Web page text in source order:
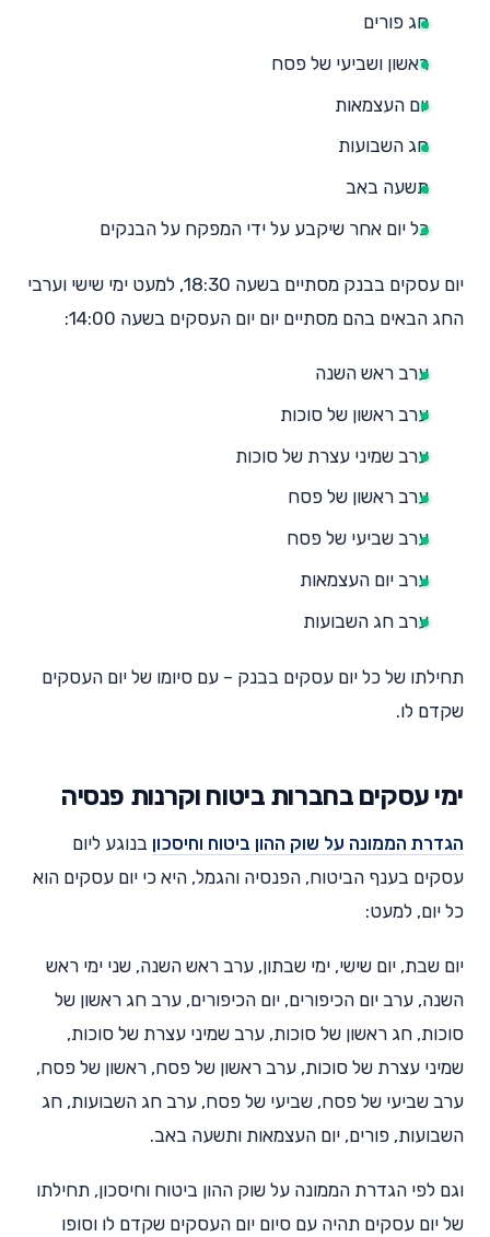
חג פורים
ראשון ושביעי של פסח
יום העצמאות
חג השבועות
תשעה באב
כל יום אחר שיקבע על ידי המפקח על הבנקים​
יום עסקים בבנק מסתיים בשעה 18:30, למעט ימי שישי וערבי
החג הבאים בהם מסתיים יום יום העסקים בשעה 14:00:
ערב ראש השנה
ערב ראשון של סוכות
ערב שמיני עצרת של סוכות
ערב ראשון של פסח
ערב שביעי של פסח
ערב יום העצמאות
ערב חג השבועות
תחילתו של כל יום עסקים בבנק – עם סיומו של יום העסקים
שקדם לו.
ימי עסקים בחברות ביטוח וקרנות פנסיה
הגדרת הממונה על שוק ההון ביטוח וחיסכון בנוגע ליום
עסקים בענף הביטוח, הפנסיה והגמל, היא כי יום עסקים הוא
כל יום, למעט:
יום שבת, יום שישי, ימי שבתון, ערב ראש השנה, שני ימי ראש
השנה, ערב יום הכיפורים, יום הכיפורים, ערב חג ראשון של
סוכות, חג ראשון של סוכות, ערב שמיני עצרת של סוכות,
שמיני עצרת של סוכות, ערב ראשון של פסח, ראשון של פסח,
ערב שביעי של פסח, שביעי של פסח, ערב חג השבועות, חג
השבועות, פורים, יום העצמאות ותשעה באב.
וגם לפי הגדרת הממונה על שוק ההון ביטוח וחיסכון, תחילתו
של יום עסקים תהיה עם סיום יום העסקים שקדם לו וסופו